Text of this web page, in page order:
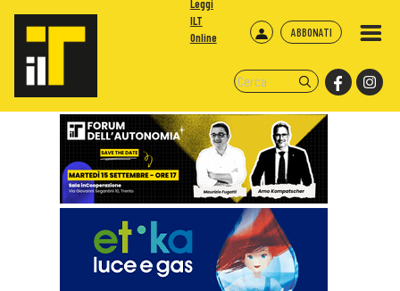
ABBONATI
Leggi
ILT
Online